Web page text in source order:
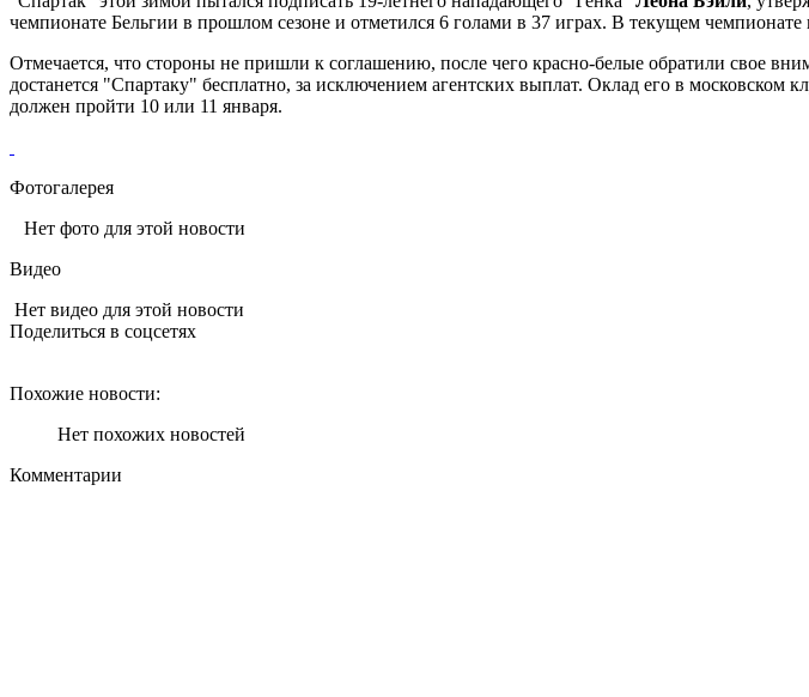
чемпионате Бельгии в прошлом сезоне и отметился 6 голами в 37 играх. В текущем
Отмечается, что стороны не пришли к соглашению, после чего красно-белые обратили свое
достанется "Спартаку" бесплатно, за исключением агентских выплат. Оклад его в московском
должен пройти 10 или 11 января.
Фотогалерея
Нет фото для этой новости
Видео
Нет видео для этой новости
Поделиться в соцсетях
Похожие новости:
Нет похожих новостей
Комментарии